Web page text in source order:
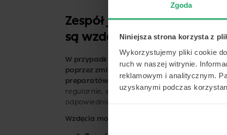
Zgoda
Niniejsza strona korzysta z
Wykorzystujemy pliki cookie
ruch w naszej witrynie.
reklamowym i analitycznym.
uzyskanymi podczas
Zespół jelita drażliwego i
są wzdęcia i gazy.
W przypadku wzdęć, które występują tylko
poprzez zmianę diety, unikanie pokarmów,
preparatów, takich jak zioła czy probiotyki .
regularnie, warto skonsultować się z
odpowiedniego leczenia.
Wzdęcia mogą być objawem wielu różnych